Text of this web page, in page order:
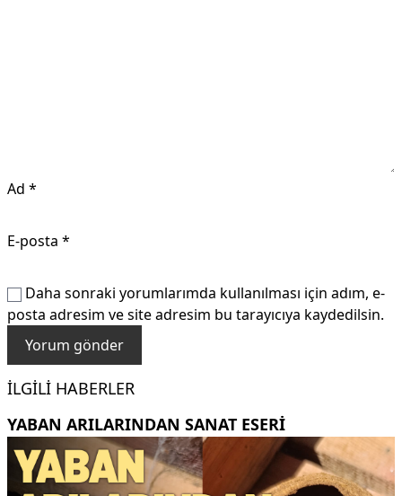
Ad *
E-posta *
Daha sonraki yorumlarımda kullanılması için adım, e-
posta adresim ve site adresim bu tarayıcıya kaydedilsin.
İLGILI HABERLER
YABAN ARILARINDAN SANAT ESERI